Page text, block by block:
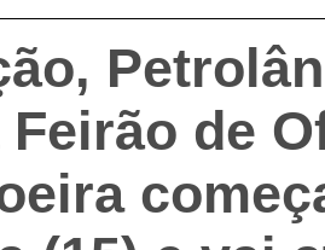
Feirão de